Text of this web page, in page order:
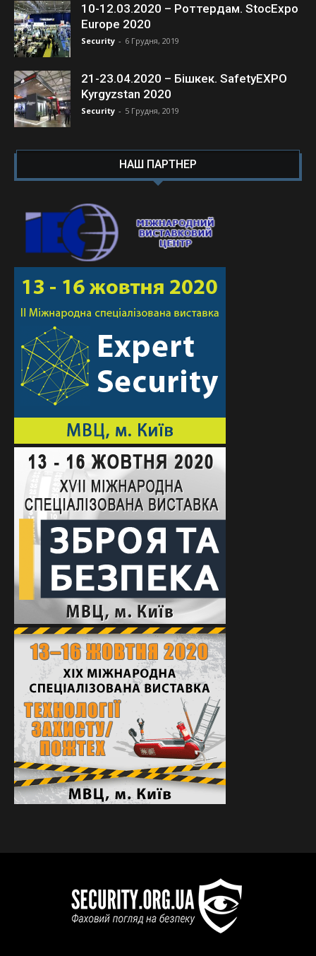
10-12.03.2020 – Роттердам. StocExpo
Europe 2020
Security - 6 Грудня, 2019
21-23.04.2020 – Бішкек. SafetyEXPO
Kyrgyzstan 2020
Security - 5 Грудня, 2019
НАШ ПАРТНЕР